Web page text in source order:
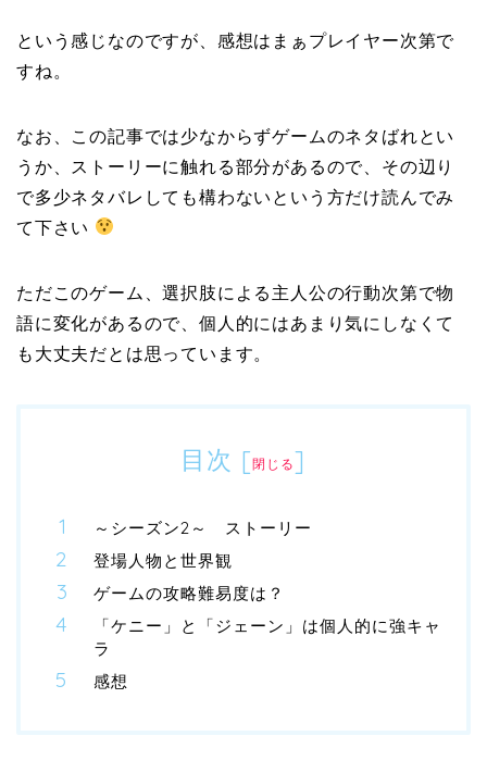
という感じなのですが、感想はまぁプレイヤー次第で
すね。
なお、この記事では少なからずゲームのネタばれとい
うか、ストーリーに触れる部分があるので、その辺り
で多少ネタバレしても構わないという方だけ読んでみ
て下さい
ただこのゲーム、選択肢による主人公の行動次第で物
語に変化があるので、個人的にはあまり気にしなくて
も大丈夫だとは思っています。
目次 [閉じる]
～シーズン2～ ストーリー
登場人物と世界観
ゲームの攻略難易度は？
「ケニー」と「ジェーン」は個人的に強キャ
ラ
感想